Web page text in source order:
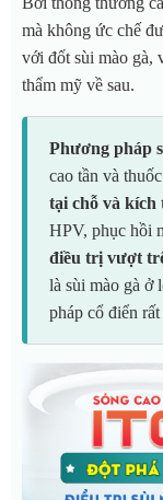
mà không ức chế
với đốt sùi mào gà,
thẩm mỹ về sau.
Phương pháp
cao tần và
tại chỗ và kích
HPV, phục hồi
điều trị vượt
là sùi mào gà ở
pháp cổ điển